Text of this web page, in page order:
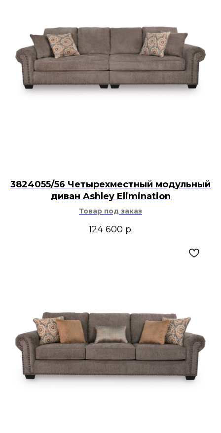
3824055/56 Четырехместный модульный
диван Ashley Elimination
Товар под заказ
124 600 р.